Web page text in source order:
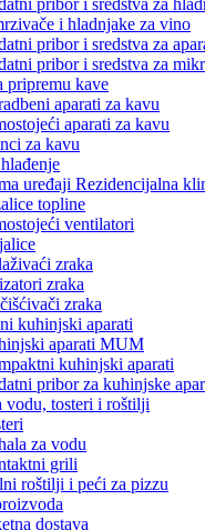
pribor i sredstva za
i hladnjake za vino
pribor i sredstva za
pribor i sredstva za
pripremu kave
aparati za kavu
aparati za kavu
za kavu
uređaji Rezidencijalna
topline
ventilatori
zraka
zraka
zraka
kuhinjski aparati
aparati MUM
kuhinjski aparati
pribor za kuhinjske
vodu, tosteri i roštilji
za vodu
grili
roštilji i peći za pizzu
dostava